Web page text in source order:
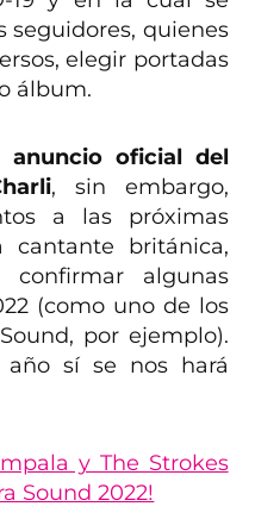
quienes
elegir portadas
álbum.
oficial del
, sin embargo,
a las próximas
británica,
algunas
(como uno de los
por ejemplo).
sí se nos hará
y The Strokes
Sound 2022!